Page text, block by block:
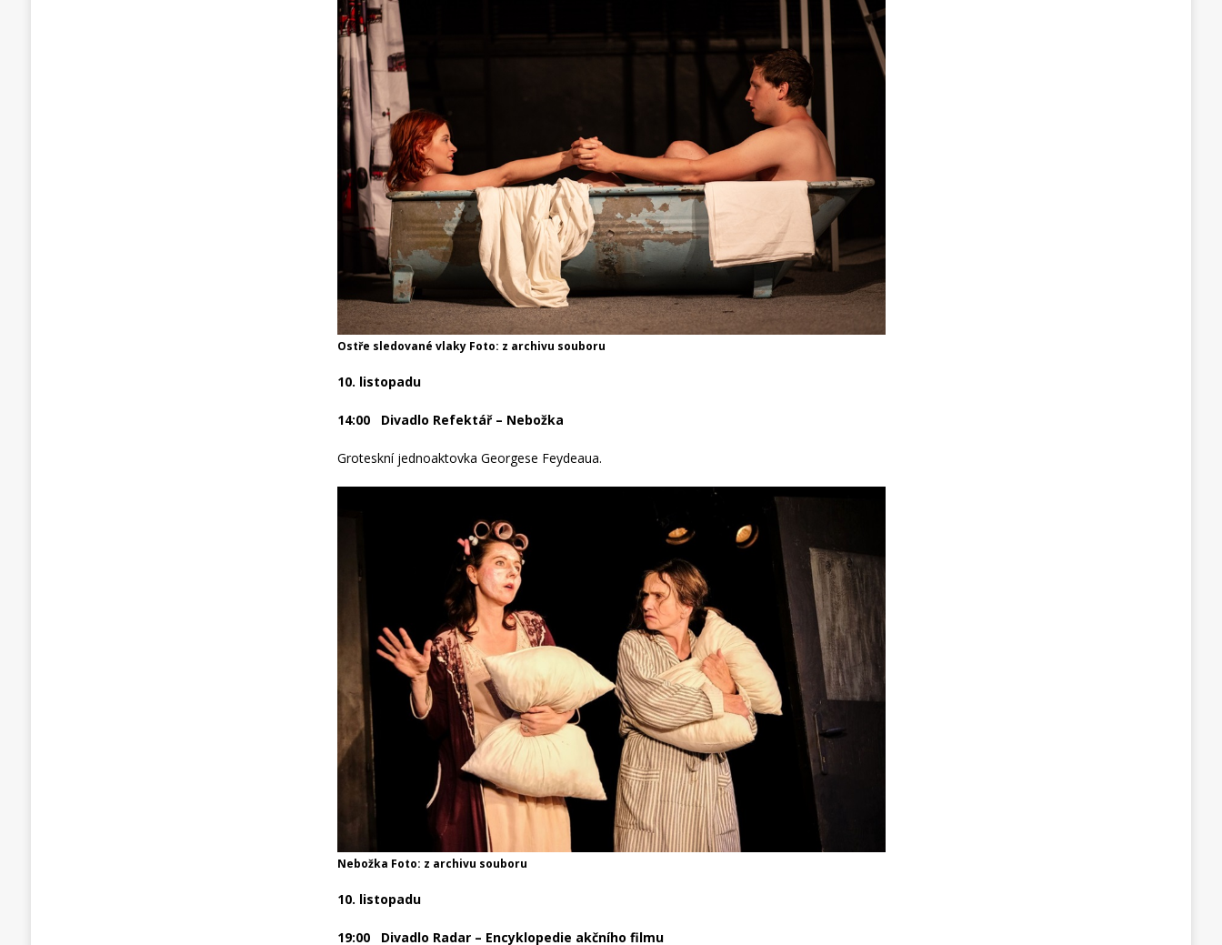
Ostře sledované vlaky Foto: z archivu souboru
10. listopadu
14:00 Divadlo Refektář – Nebožka
Groteskní jednoaktovka Georgese Feydeaua.
Nebožka Foto: z archivu souboru
10. listopadu
19:00 Divadlo Radar – Encyklopedie akčního filmu